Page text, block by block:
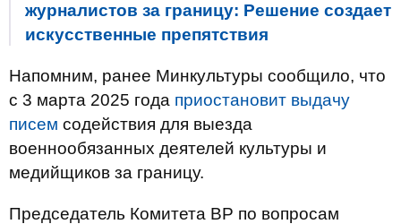
журналистов за границу: Решение создает
искусственные препятствия
Напомним, ранее Минкультуры сообщило, что
с 3 марта 2025 года приостановит выдачу
писем содействия для выезда
военнообязанных деятелей культуры и
медийщиков за границу.
Председатель Комитета ВР по вопросам